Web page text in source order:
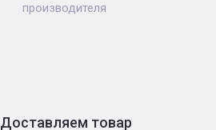
производителя
Доставляем товар